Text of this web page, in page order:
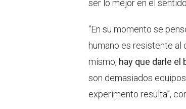
ser lo mejor en el
“En su momento se
humano es resistente al
mismo, hay que darle el
son demasiados
experimento resulta”,